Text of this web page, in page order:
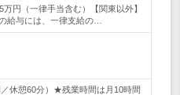
万円（一律手当含む）【関東以外】
給与には、一律支給の…
休憩60分）★残業時間は月10時間